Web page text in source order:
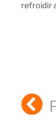
refroidir